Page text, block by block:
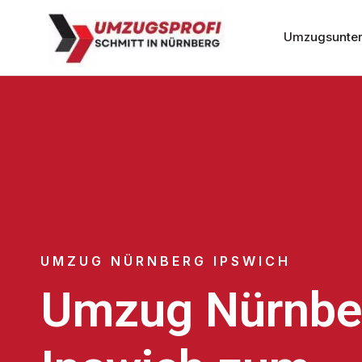
UMZUG NÜRNBERG IPSWICH
Umzug